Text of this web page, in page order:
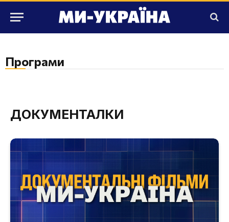
Програми
ДОКУМЕНТАЛКИ